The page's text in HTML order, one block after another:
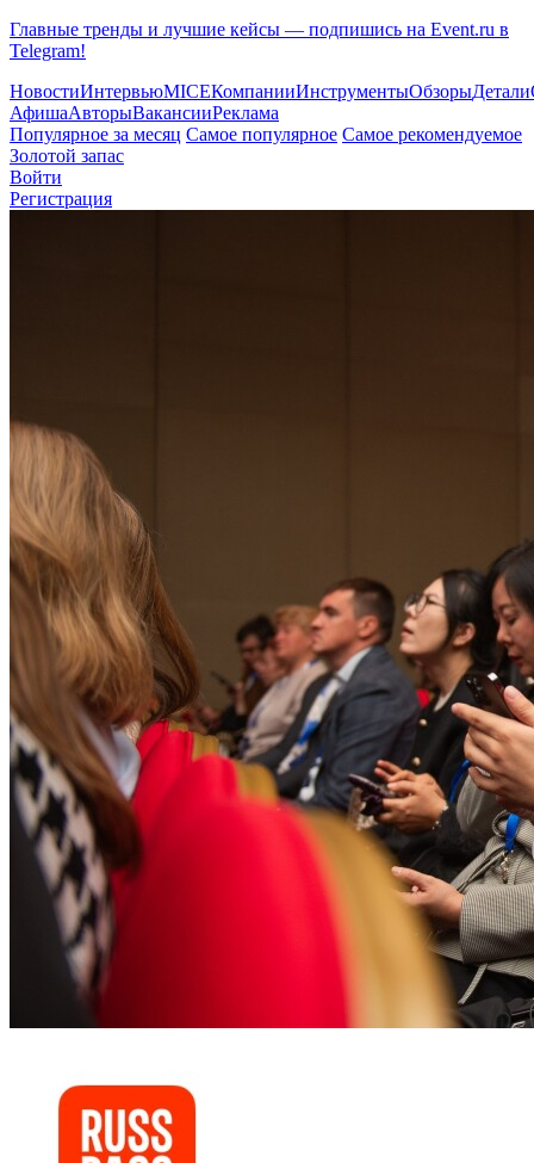
Главные тренды и лучшие кейсы — подпишись на Event.ru в
Telegram!
НовостиИнтервьюMICEКомпанииИнструментыОбзорыДетали
АфишаАвторыВакансииРеклама
Популярное за месяц Самое популярное Самое рекомендуемое
Золотой запас
Войти
Регистрация